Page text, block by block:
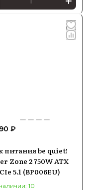
₽
питания be quiet!
Zone 2 750W ATX
5.1 (BP006EU)
10